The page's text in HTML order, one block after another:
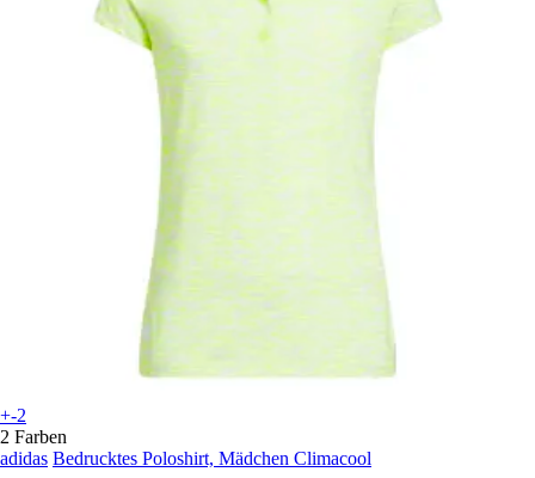
+-2
2 Farben
adidas Bedrucktes Poloshirt, Mädchen Climacool